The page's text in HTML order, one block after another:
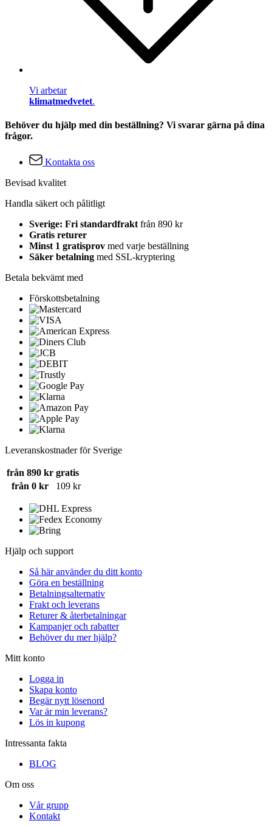
Vi arbetar
klimatmedvetet.
Behöver du hjälp med din beställning? Vi svarar gärna på dina
frågor.
Kontakta oss
Bevisad kvalitet
Handla säkert och pålitligt
Sverige: Fri standardfrakt från 890 kr
Gratis returer
Minst 1 gratisprov med varje beställning
Säker betalning med SSL-kryptering
Betala bekvämt med
Förskottsbetalning
Leveranskostnader för Sverige
från 890 kr gratis
från 0 kr
109 kr
Hjälp och support
Så här använder du ditt konto
Göra en beställning
Betalningsalternativ
Frakt och leverans
Returer & återbetalningar
Kampanjer och rabatter
Behöver du mer hjälp?
Mitt konto
Logga in
Skapa konto
Begär nytt lösenord
Var är min leverans?
Lös in kupong
Intressanta fakta
BLOG
Om oss
Vår grupp
Kontakt